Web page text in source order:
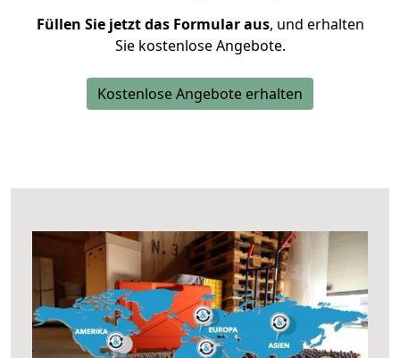
Füllen Sie jetzt das Formular aus, und erhalten
Sie kostenlose Angebote.
Kostenlose Angebote erhalten